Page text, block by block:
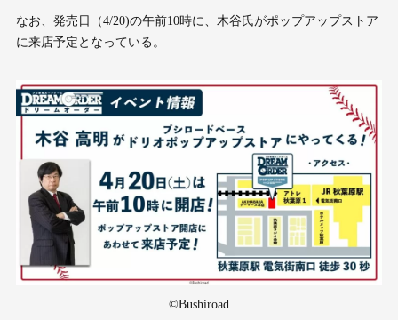
なお、発売日（4/20)の午前10時に、木谷氏がポップアップストア
に来店予定となっている。
©Bushiroad